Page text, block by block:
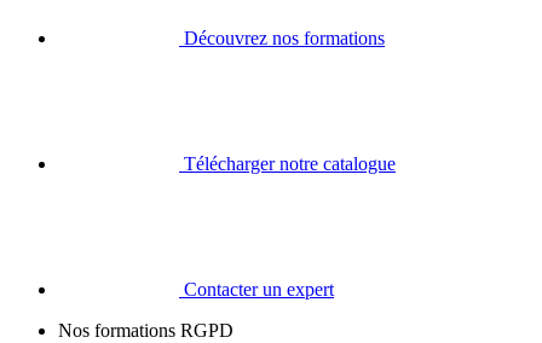
Découvrez nos formations
Télécharger notre catalogue
Contacter un expert
Nos formations RGPD